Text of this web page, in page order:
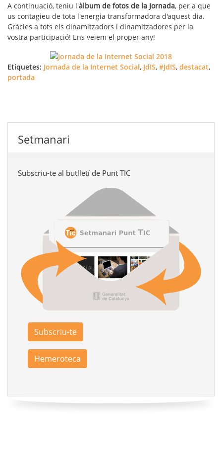
A continuació, teniu l'àlbum de fotos de la Jornada, per a que
us contagieu de tota l'energia transformadora d'aquest dia.
Gràcies a tots els dinamitzadors i dinamitzadores per la
vostra participació! Ens veiem el proper any!
Etiquetes: Jornada de la Internet Social, JdIS, #JdIS, destacat,
portada
Setmanari
Subscriu-te al butlletí de Punt TIC
Subscriu-te
Hemeroteca